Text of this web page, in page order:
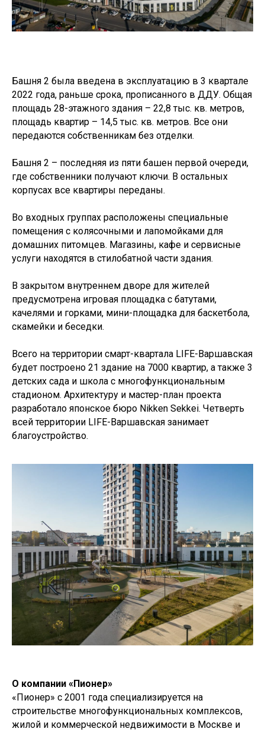
Башня 2 была введена в эксплуатацию в 3 квартале
2022 года, раньше срока, прописанного в ДДУ. Общая
площадь 28-этажного здания – 22,8 тыс. кв. метров,
площадь квартир – 14,5 тыс. кв. метров. Все они
передаются собственникам без отделки.
Башня 2 – последняя из пяти башен первой очереди,
где собственники получают ключи. В остальных
корпусах все квартиры переданы.
Во входных группах расположены специальные
помещения с колясочными и лапомойками для
домашних питомцев. Магазины, кафе и сервисные
услуги находятся в стилобатной части здания.
В закрытом внутреннем дворе для жителей
предусмотрена игровая площадка с батутами,
качелями и горками, мини-площадка для баскетбола,
скамейки и беседки.
Всего на территории смарт-квартала LIFE-Варшавская
будет построено 21 здание на 7000 квартир, а также 3
детских сада и школа с многофункциональным
стадионом. Архитектуру и мастер-план проекта
разработало японское бюро Nikken Sekkei. Четверть
всей территории LIFE-Варшавская занимает
благоустройство.
О компании «Пионер»
«Пионер» с 2001 года специализируется на
строительстве многофункциональных комплексов,
жилой и коммерческой недвижимости в Москве и